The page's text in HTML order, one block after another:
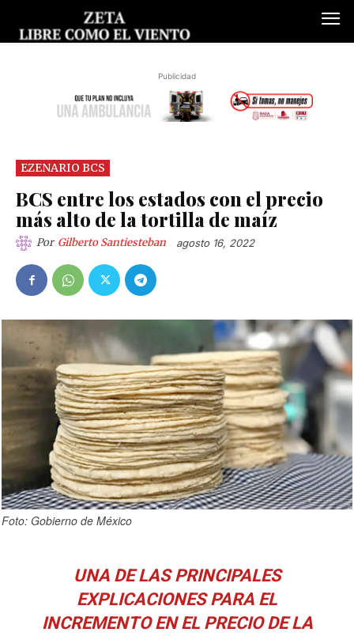
Publicidad
EZENARIO BCS
BCS entre los estados con el precio
más alto de la tortilla de maíz
Por Gilberto Santiesteban agosto 16, 2022
Foto: Gobierno de México
UNA DE LAS PRINCIPALES
EXPLICACIONES PARA EL
INCREMENTO EN EL PRECIO DE LA